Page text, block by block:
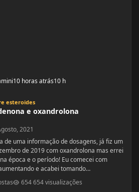
10 horas atrás10 h
esteroides
e oxandrolona
2021
de 2019 com oxandrolona mas errei
época e o período! Eu comecei com
e acabei tomando
entendi errado foram 4 semanas tive
quilos. Eu já treinava na época a 4 anos já
654 visualizações